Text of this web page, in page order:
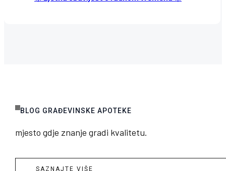
BLOG GRAĐEVINSKE APOTEKE
mjesto gdje znanje gradi kvalitetu.
SAZNAJTE VIŠE